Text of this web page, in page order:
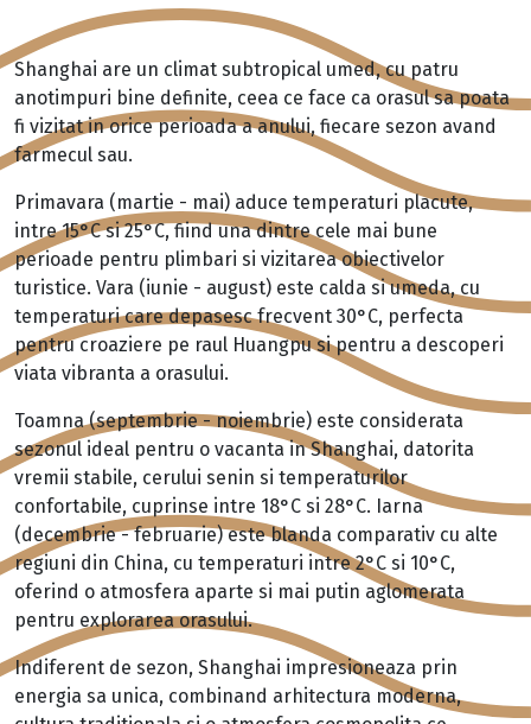
Shanghai are un climat subtropical umed, cu patru
anotimpuri bine definite, ceea ce face ca orasul sa poata
fi vizitat in orice perioada a anului, fiecare sezon avand
farmecul sau.
Primavara (martie - mai) aduce temperaturi placute,
intre 15°C si 25°C, fiind una dintre cele mai bune
perioade pentru plimbari si vizitarea obiectivelor
turistice. Vara (iunie - august) este calda si umeda, cu
temperaturi care depasesc frecvent 30°C, perfecta
pentru croaziere pe raul Huangpu si pentru a descoperi
viata vibranta a orasului.
Toamna (septembrie - noiembrie) este considerata
sezonul ideal pentru o vacanta in Shanghai, datorita
vremii stabile, cerului senin si temperaturilor
confortabile, cuprinse intre 18°C si 28°C. Iarna
(decembrie - februarie) este blanda comparativ cu alte
regiuni din China, cu temperaturi intre 2°C si 10°C,
oferind o atmosfera aparte si mai putin aglomerata
pentru explorarea orasului.
Indiferent de sezon, Shanghai impresioneaza prin
energia sa unica, combinand arhitectura moderna,